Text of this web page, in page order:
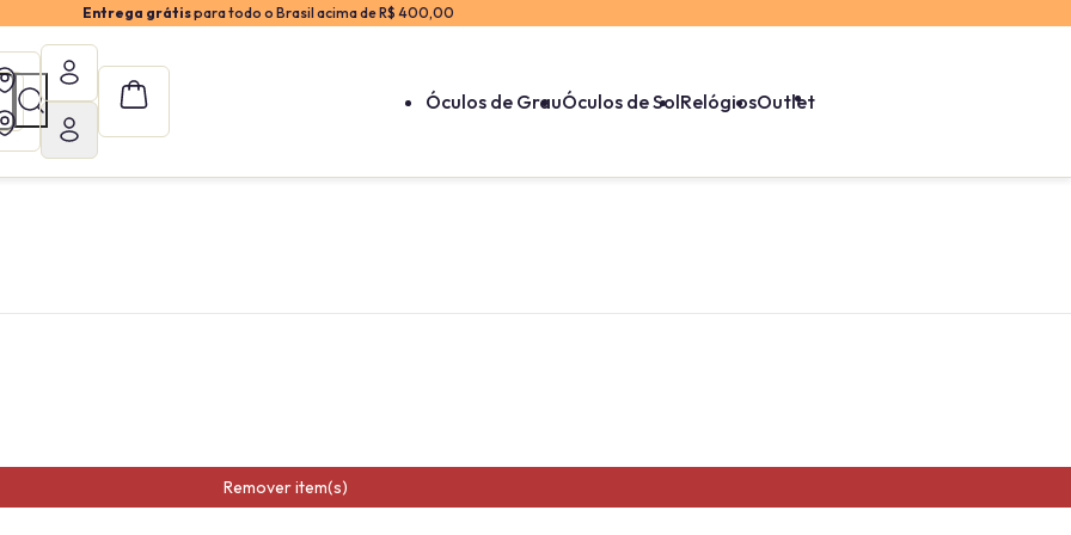
Entrega grátispara todo o Brasil acima de R$ 400,00
Óculos de GrauÓculos de SolRelógiosOutlet
Remover item(s)